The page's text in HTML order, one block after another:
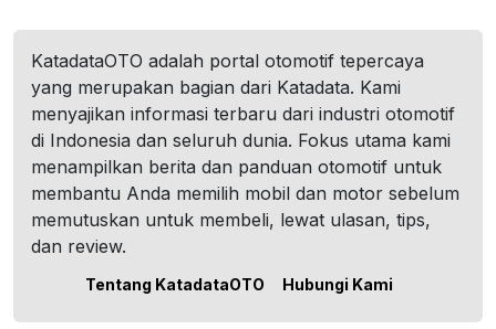
KatadataOTO adalah portal otomotif tepercaya
yang merupakan bagian dari Katadata. Kami
menyajikan informasi terbaru dari industri otomotif
di Indonesia dan seluruh dunia. Fokus utama kami
menampilkan berita dan panduan otomotif untuk
membantu Anda memilih mobil dan motor sebelum
memutuskan untuk membeli, lewat ulasan, tips,
dan review.
Tentang KatadataOTO Hubungi Kami